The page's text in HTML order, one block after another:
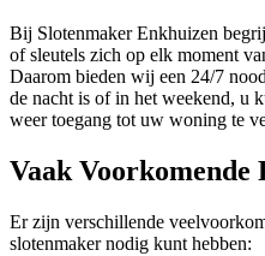
Bij Slotenmaker Enkhuizen
of sleutels zich op elk moment
Daarom bieden wij een 24/7
de nacht is of in het weekend, u
weer toegang tot uw woning te
Vaak Voorkomende
Er zijn verschillende
slotenmaker nodig kunt hebben: